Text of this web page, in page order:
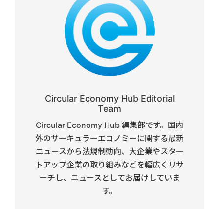
Circular Economy Hub Editorial
Team
Circular Economy Hub 編集部です。国内
外のサーキュラーエコノミーに関する最新
ニュースから法規制動向、大企業やスター
トアップ企業の取り組みなどを幅広くリサ
ーチし、ニュースとしてお届けしていま
す。